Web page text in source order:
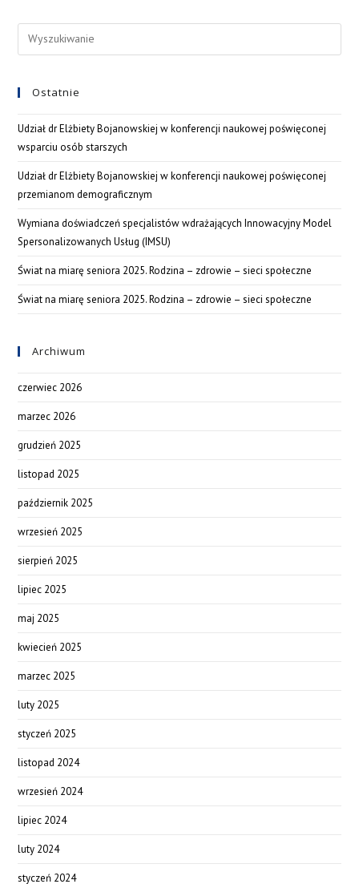
Ostatnie
Udział dr Elżbiety Bojanowskiej w konferencji naukowej poświęconej
wsparciu osób starszych
Udział dr Elżbiety Bojanowskiej w konferencji naukowej poświęconej
przemianom demograficznym
Wymiana doświadczeń specjalistów wdrażających Innowacyjny Model
Spersonalizowanych Usług (IMSU)
Świat na miarę seniora 2025. Rodzina – zdrowie – sieci społeczne
Świat na miarę seniora 2025. Rodzina – zdrowie – sieci społeczne
Archiwum
czerwiec 2026
marzec 2026
grudzień 2025
listopad 2025
październik 2025
wrzesień 2025
sierpień 2025
lipiec 2025
maj 2025
kwiecień 2025
marzec 2025
luty 2025
styczeń 2025
listopad 2024
wrzesień 2024
lipiec 2024
luty 2024
styczeń 2024